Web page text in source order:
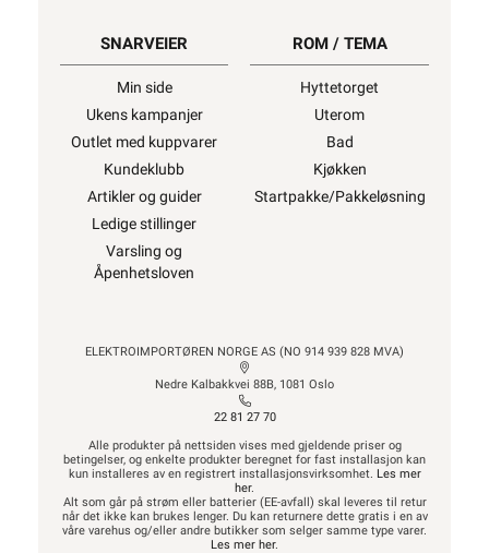
SNARVEIER
Min side
Ukens kampanjer
Outlet med kuppvarer
Kundeklubb
Artikler og guider
Ledige stillinger
Varsling og
Åpenhetsloven
ROM / TEMA
Hyttetorget
Uterom
Bad
Kjøkken
Startpakke/Pakkeløsning
ELEKTROIMPORTØREN NORGE AS (NO 914 939 828 MVA)
Nedre Kalbakkvei 88B, 1081 Oslo
22 81 27 70
Alle produkter på nettsiden vises med gjeldende priser og
betingelser, og enkelte produkter beregnet for fast installasjon kan
kun installeres av en registrert installasjonsvirksomhet. Les mer
her.
Alt som går på strøm eller batterier (EE-avfall) skal leveres til retur
når det ikke kan brukes lenger. Du kan returnere dette gratis i en av
våre varehus og/eller andre butikker som selger samme type varer.
Les mer her.